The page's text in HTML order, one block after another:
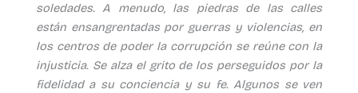
soledades. A menudo, las piedras de las calles
están ensangrentadas por guerras y violencias, en
los centros de poder la corrupción se reúne con la
injusticia. Se alza el grito de los perseguidos por la
fidelidad a su conciencia y su fe. Algunos se ven